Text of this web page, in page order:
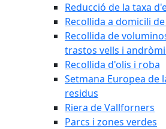
Reducció de la taxa
Recollida a domicili
Recollida de
trastos vells i
Recollida d'olis i roba
Setmana Europea de
residus
Riera de Vallforners
Parcs i zones verdes